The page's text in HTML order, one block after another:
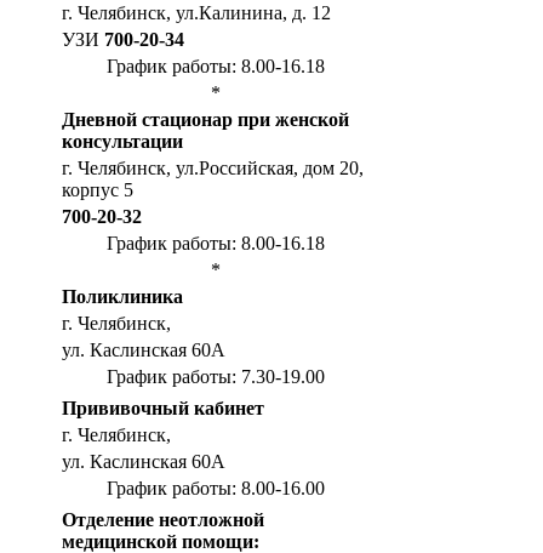
г. Челябинск, ул.Калинина, д. 12
УЗИ 700-20-34
График работы: 8.00-16.18
*
Дневной стационар при женской
консультации
г. Челябинск, ул.Российская, дом 20,
корпус 5
700-20-32
График работы: 8.00-16.18
*
Поликлиника
г. Челябинск,
ул. Каслинская 60А
График работы: 7.30-19.00
Прививочный кабинет
г. Челябинск,
ул. Каслинская 60А
График работы: 8.00-16.00
Отделение неотложной
медицинской помощи: